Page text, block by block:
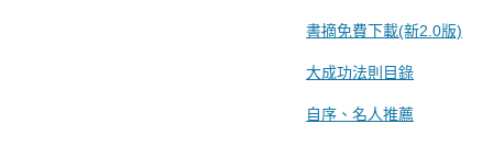
書摘免費下載(新2.0版)
大成功法則目錄
自序、名人推薦